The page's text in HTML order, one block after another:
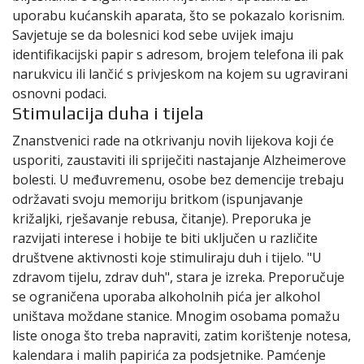
uporabu kućanskih aparata, što se pokazalo korisnim.
Savjetuje se da bolesnici kod sebe uvijek imaju
identifikacijski papir s adresom, brojem telefona ili pak
narukvicu ili lančić s privjeskom na kojem su ugravirani
osnovni podaci.
Stimulacija duha i tijela
Znanstvenici rade na otkrivanju novih lijekova koji će
usporiti, zaustaviti ili spriječiti nastajanje Alzheimerove
bolesti. U međuvremenu, osobe bez demencije trebaju
održavati svoju memoriju britkom (ispunjavanje
križaljki, rješavanje rebusa, čitanje). Preporuka je
razvijati interese i hobije te biti uključen u različite
društvene aktivnosti koje stimuliraju duh i tijelo. "U
zdravom tijelu, zdrav duh", stara je izreka. Preporučuje
se ograničena uporaba alkoholnih pića jer alkohol
uništava moždane stanice. Mnogim osobama pomažu
liste onoga što treba napraviti, zatim korištenje notesa,
kalendara i malih papirića za podsjetnike. Pamćenje